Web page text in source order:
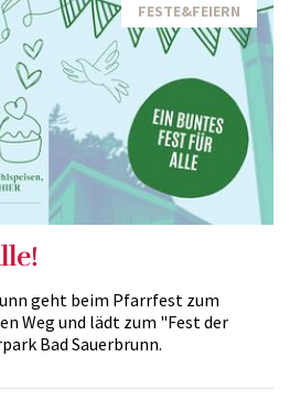
FESTE&FEIERN
geht beim Pfarrfest zum
Weg und lädt zum "Fest der
Bad Sauerbrunn.